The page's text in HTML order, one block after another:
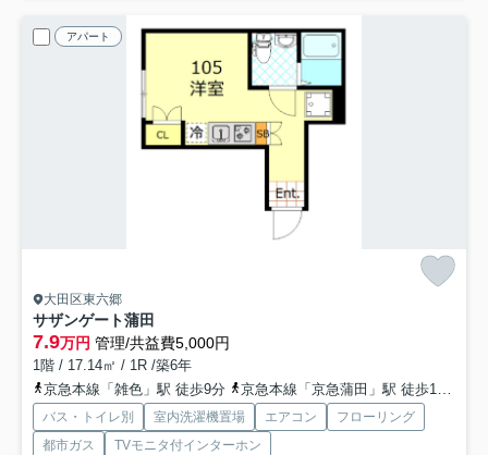
アパート
大田区東六郷
サザンゲート蒲田
7.9万円 管理/共益費5,000円
1階 / 17.14㎡ / 1R /築6年
京急本線「雑色」駅 徒歩9分
京急本線「京急蒲田」駅 徒歩16分
バス・トイレ別 室内洗濯機置場 エアコン
フローリング
都市ガス
TVモニタ付インターホン